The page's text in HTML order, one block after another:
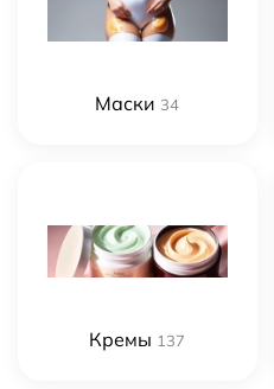
Маски 34
Кремы 137